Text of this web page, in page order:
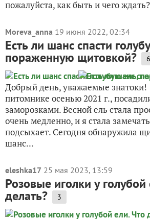
пожалуйста, как быть и чего ждать?
Moreva_anna 19 июня 2022, 02:34
Есть ли шанс спасти
пораженную щитовкой? 6
Добрый день, уважаемые знатоки!
питомнике осенью 2021 г.,
заморозками. Весной ель стала
очень медленно, и я стала
подсыхает. Сегодня обнаружила
шанс...
eleshka17 25 мая 2023, 13:59
Розовые иголки у голубой
делать? 3